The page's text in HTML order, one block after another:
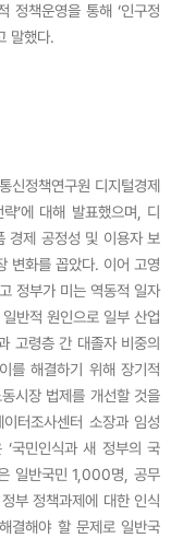
정책운영을 통해 ‘인구정
말했다.
신정책연구원 디지털경제
’에 대해 발표했으며, 디
경제 공정성 및 이용자 보
변화를 꼽았다. 이어 고영
정부가 미는 역동적 일자
반적 원인으로 일부 산업
고령층 간 대졸자 비중의
를 해결하기 위해 장기적
시장 법제를 개선할 것을
터조사센터 소장과 임성
‘국민인식과 새 정부의 국
일반국민 1,000명, 공무
부 정책과제에 대한 인식
결해야 할 문제로 일반국